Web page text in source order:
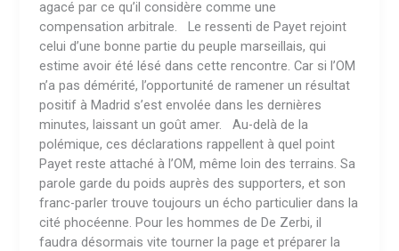
agacé par ce qu’il considère comme une
compensation arbitrale. Le ressenti de Payet rejoint
celui d’une bonne partie du peuple marseillais, qui
estime avoir été lésé dans cette rencontre. Car si l’OM
n’a pas démérité, l’opportunité de ramener un résultat
positif à Madrid s’est envolée dans les dernières
minutes, laissant un goût amer. Au-delà de la
polémique, ces déclarations rappellent à quel point
Payet reste attaché à l’OM, même loin des terrains. Sa
parole garde du poids auprès des supporters, et son
franc-parler trouve toujours un écho particulier dans la
cité phocéenne. Pour les hommes de De Zerbi, il
faudra désormais vite tourner la page et préparer la